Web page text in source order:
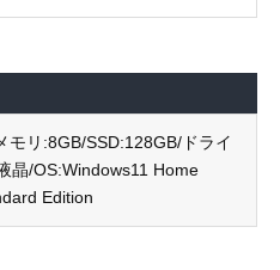
リ:8GB/SSD:128GB/ドライ
晶/OS:Windows11 Home
Edition